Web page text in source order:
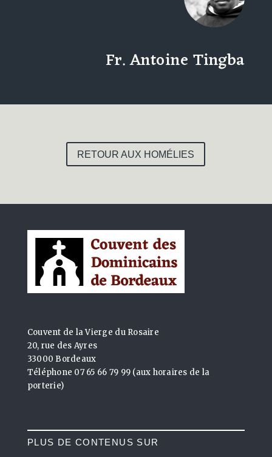
Fr. Antoine Tingba
RETOUR AUX HOMÉLIES
Couvent de la Vierge du Rosaire
20, rue des Ayres
33000 Bordeaux
Téléphone 07 65 66 79 99 (aux horaires de la
porterie)
PLUS DE CONTENUS SUR